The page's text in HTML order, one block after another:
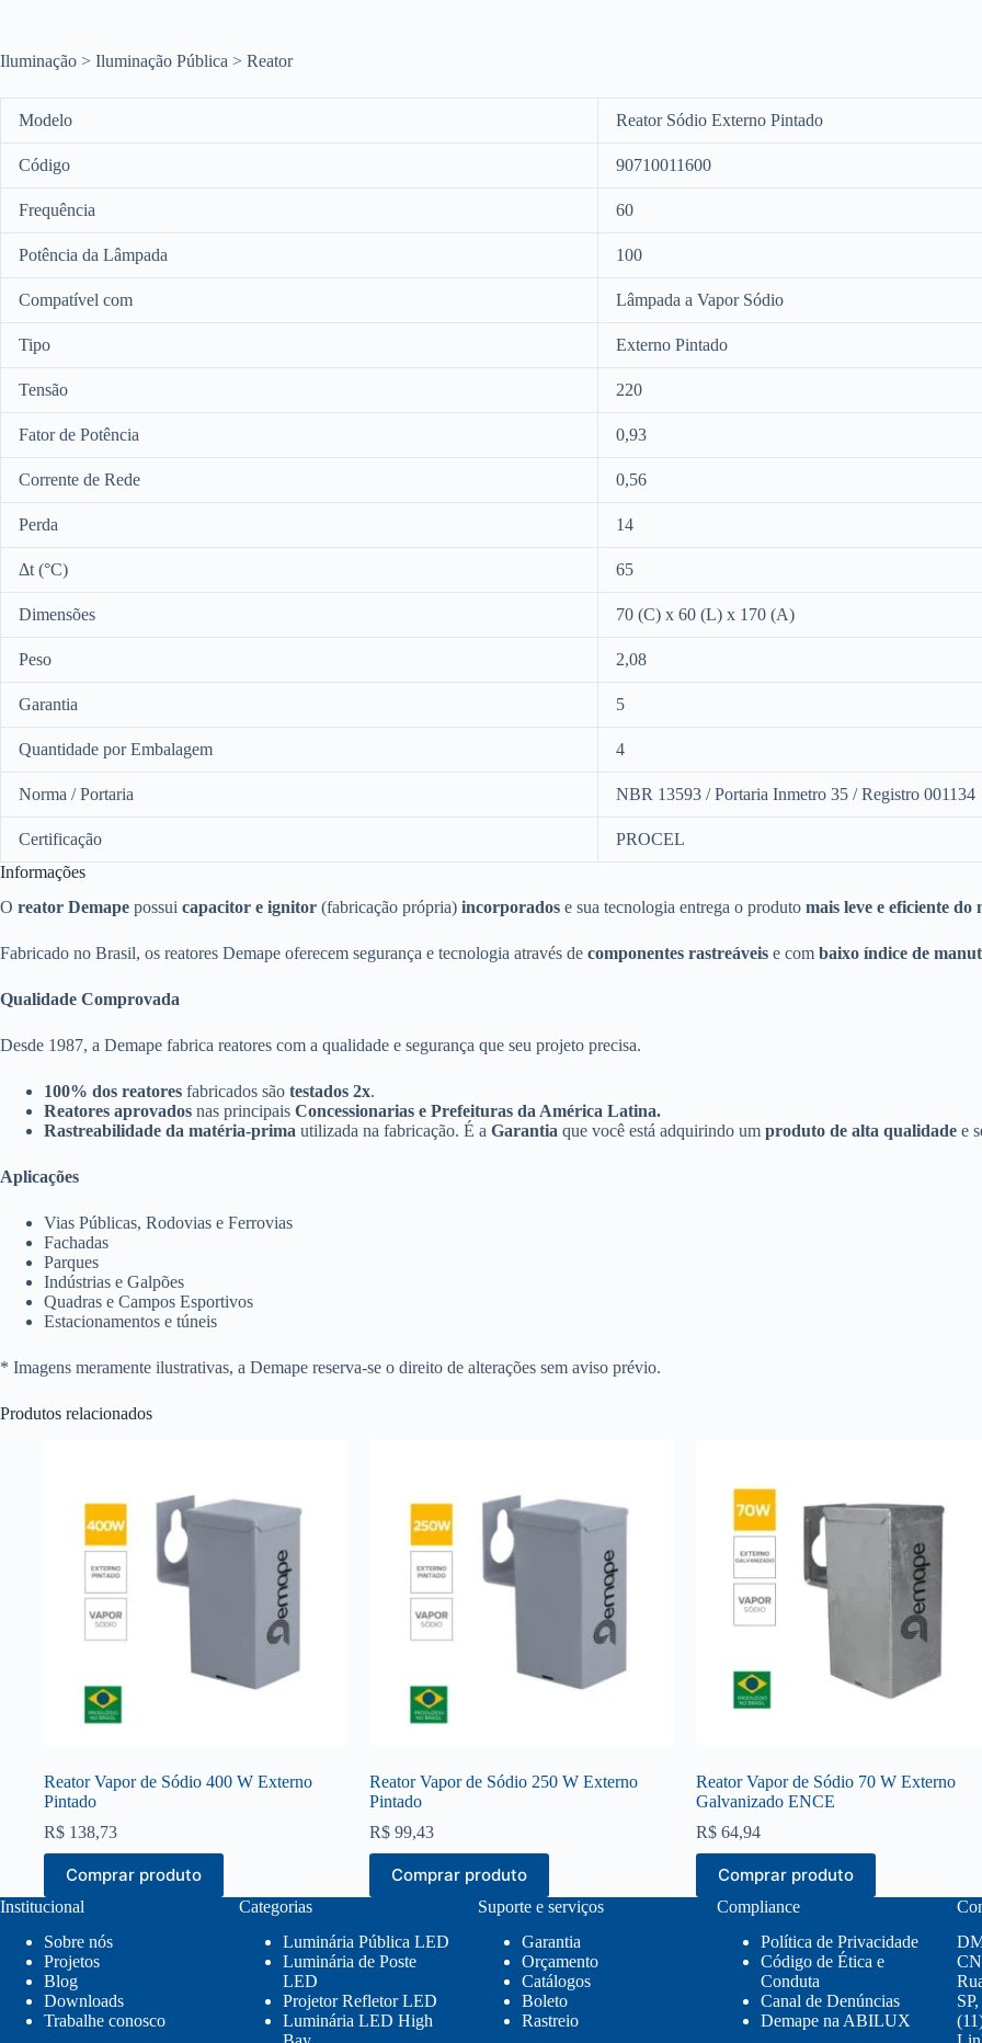
Iluminação > Iluminação Pública > Reator
Modelo Reator Sódio Externo Pintado
Código 90710011600
Frequência 60
Potência da Lâmpada 100
Compatível com Lâmpada a Vapor Sódio
Tipo Externo Pintado
Tensão 220
Fator de Potência 0,93
Corrente de Rede 0,56
Perda 14
Δt (°C) 65
Dimensões 70 (C) x 60 (L) x 170 (A)
Peso 2,08
Garantia 5
Quantidade por Embalagem 4
Norma / Portaria NBR 13593 / Portaria Inmetro 35 / Registro 001134
Certificação
PROCEL
Informações
O reator Demape possui capacitor e ignitor (fabricação própria) incorporados e sua tecnologia entrega o produto mais leve e eficiente do
Fabricado no Brasil, os reatores Demape oferecem segurança e tecnologia através de componentes rastreáveis e com baixo índice de
Qualidade Comprovada
Desde 1987, a Demape fabrica reatores com a qualidade e segurança que seu projeto precisa.
100% dos reatores fabricados são testados 2x.
Reatores aprovados nas principais Concessionarias e Prefeituras da América Latina.
Rastreabilidade da matéria-prima utilizada na fabricação. É a Garantia que você está adquirindo um produto de alta qualidade e
Aplicações
Vias Públicas, Rodovias e Ferrovias
Fachadas
Parques
Indústrias e Galpões
Quadras e Campos Esportivos
Estacionamentos e túneis
* Imagens meramente ilustrativas, a Demape reserva-se o direito de alterações sem aviso prévio.
Produtos relacionados
Reator Vapor de Sódio 400 W Externo
Pintado
R$ 138,73
Comprar produto
Reator Vapor de Sódio 250 W Externo
Pintado
R$ 99,43
Comprar produto
Reator Vapor de Sódio 70 W Externo
Galvanizado ENCE
R$64,94
Comprar produto
Institucional
Sobre nós
Projetos
Blog
Downloads
Trabalhe conosco
Categorias
Luminária Pública LED
Luminária de Poste
LED
Projetor Refletor LED
Luminária LED High
Suporte e serviços
Garantia
Orçamento
Catálogos
Boleto
Rastreio
Compliance
Política de Privacidade
Código de Ética e
Conduta
Canal de Denúncias
Demape na ABILUX